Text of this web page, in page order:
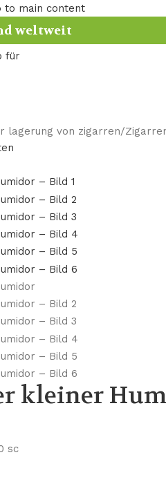
to main content
weltweit
lagerung von zigarren​/
kleiner
sc